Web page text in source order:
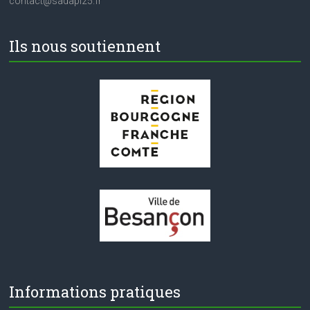
Ils nous soutiennent
Informations pratiques